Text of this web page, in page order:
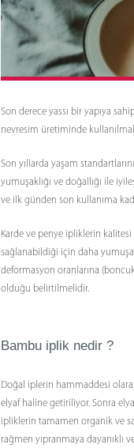
Son derece yassı bir yapıya
nevresim üretiminde
Son yıllarda yaşam
yumuşaklığı ve doğallığı ile
ve ilk günden son kullanıma
Karde ve penye ipliklerin kalitesi
sağlanabildiği için daha
deformasyon oranlarına
olduğu belirtilmelidir.
Bambu iplik nedir ?
Doğal iplerin hammaddesi
elyaf haline getiriliyor. Sonra
ipliklerin tamamen organik ve
rağmen yıpranmaya dayanıklı